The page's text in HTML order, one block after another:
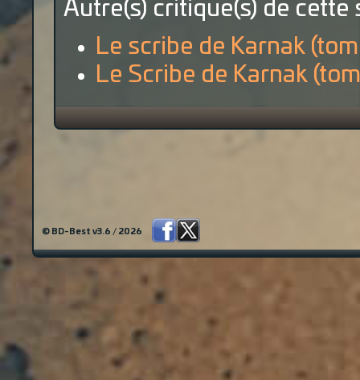
Autre(s) critique(s) de cette
Le scribe de Karnak
Le Scribe de Karnak
© BD-Best v3.6 / 2026